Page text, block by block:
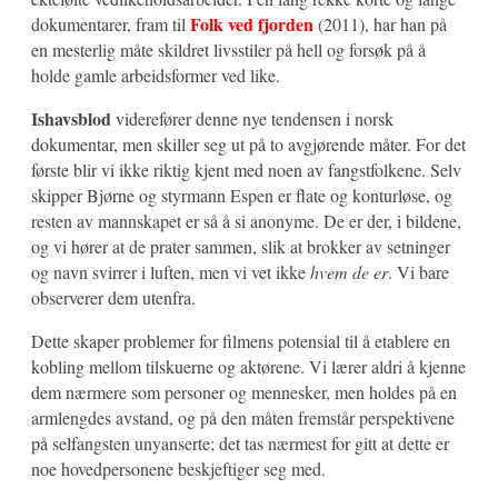
dokumentarer, fram til Folk ved fjorden(2011), har han på
en mesterlig måte skildret livsstiler på hell og forsøk på å
holde gamle arbeidsformer ved like.
Ishavsblodviderefører denne nye tendensen i norsk
dokumentar, men skiller seg ut på to avgjørende måter. For det
første blir vi ikke riktig kjent med noen av fangstfolkene. Selv
skipper Bjørne og styrmann Espen er flate og konturløse, og
resten av mannskapet er så å si anonyme. De er der, i bildene,
og vi hører at de prater sammen, slik at brokker av setninger
og navn svirrer i luften, men vi vet ikkehvem de er. Vi bare
observerer dem utenfra.
Dette skaper problemer for filmens potensial til å etablere en
kobling mellom tilskuerne og aktørene. Vi lærer aldri å kjenne
dem nærmere som personer og mennesker, men holdes på en
armlengdes avstand, og på den måten fremstår perspektivene
på selfangsten unyanserte; det tas nærmest for gitt at dette er
noe hovedpersonene beskjeftiger seg med.